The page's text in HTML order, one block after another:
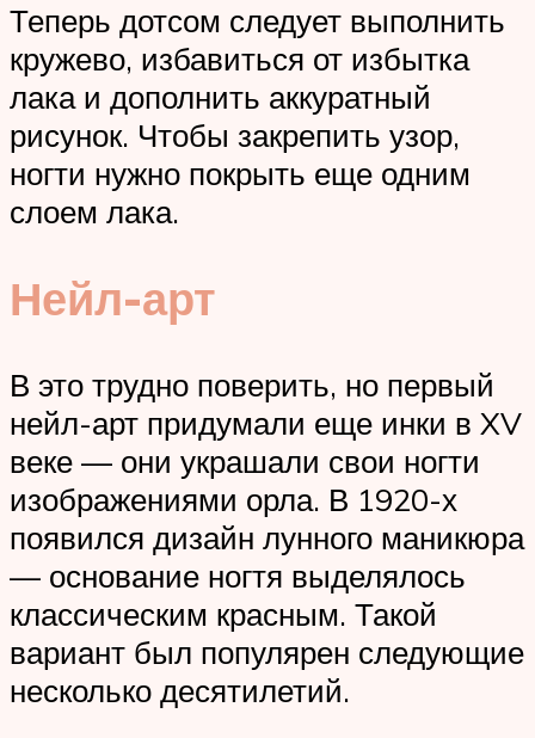
Теперь дотсом следует выполнить
кружево, избавиться от избытка
лака и дополнить аккуратный
рисунок. Чтобы закрепить узор,
ногти нужно покрыть еще одним
слоем лака.
Нейл-арт
В это трудно поверить, но первый
нейл-арт придумали еще инки в XV
веке — они украшали свои ногти
изображениями орла. В 1920-х
появился дизайн лунного маникюра
— основание ногтя выделялось
классическим красным. Такой
вариант был популярен следующие
несколько десятилетий.